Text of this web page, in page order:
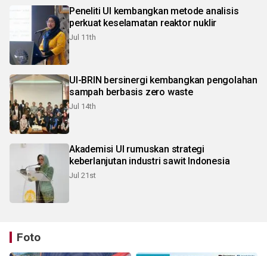
Peneliti UI kembangkan metode analisis
perkuat keselamatan reaktor nuklir
Jul 11th
UI-BRIN bersinergi kembangkan pengolahan
sampah berbasis zero waste
Jul 14th
Akademisi UI rumuskan strategi
keberlanjutan industri sawit Indonesia
Jul 21st
Foto